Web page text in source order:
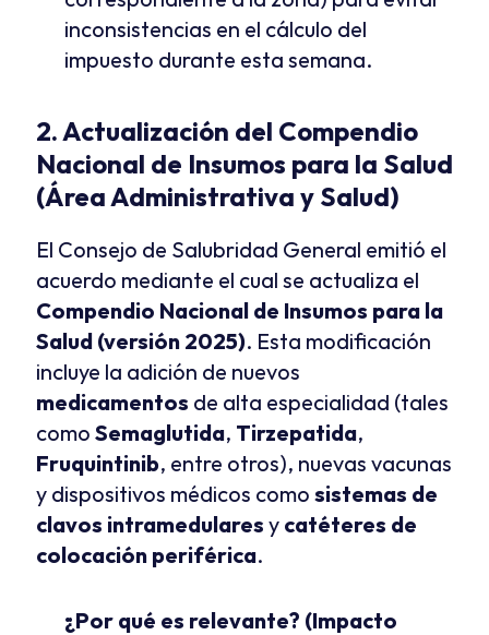
inconsistencias en el cálculo del
impuesto durante esta semana.
2. Actualización del Compendio
Nacional de Insumos para la Salud
(Área Administrativa y Salud)
El Consejo de Salubridad General emitió el
Compendio Nacional de Insumos para la
Salud (versión 2025). Esta modificación
medicamentos de alta especialidad (tales
como Semaglutida, Tirzepatida
Fruquintinib, entre otros), nuevas vacunas
y dispositivos médicos como sistemas de
clavos intramedulares y catéteres de
colocación periférica.
¿Por qué es relevante? (Impacto